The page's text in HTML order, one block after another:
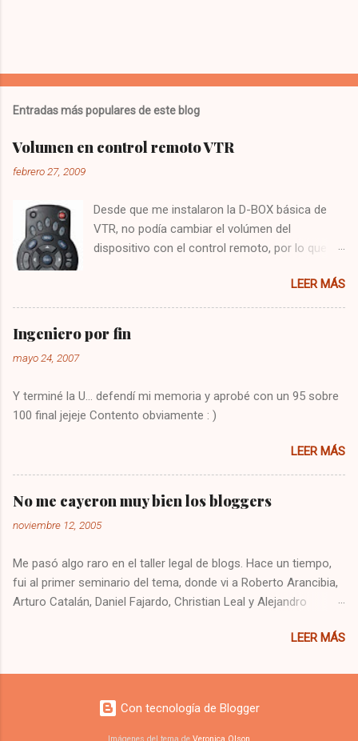
Entradas más populares de este blog
Volumen en control remoto VTR
febrero 27, 2009
Desde que me instalaron la D-BOX básica de
VTR, no podía cambiar el volúmen del
dispositivo con el control remoto, por lo que
audio, y el de VTR para cambiar los canales,
algo bastante molesto. Hoy me puse a buscar
en google y encontré la solución : Presionar
una vez la tecla CBL Presionar sin soltar la
Dejo constancia de la solución por si alguien
más tiene el mismo problema, y también para
LEER MÁS
Ingeniero por fin
mayo 24, 2007
Y terminé la U... defendí mi memoria y aprobé con un 95 sobre
100 final jejeje Contento obviamente : )
LEER MÁS
No me cayeron muy bien los bloggers
noviembre 12, 2005
Me pasó algo raro en el taller legal de blogs. Hace un tiempo,
fui al primer seminario del tema, donde vi a Roberto Arancibia,
Arturo Catalán, Daniel Fajardo, Christian Leal y Alejandro
y me entretuve bastante. Se podría decir que me llevé una
gran parte de los mismos expositores, de los cuales no
cambié mi apreciación, incluso la confirmé, pero me cayeron
pésimo parte de los 200 supuestos asistentes a las charlas.
Tanto así que no quise saludar a nadie. ¿Serán todos igual de
LEER MÁS
Con tecnología de Blogger